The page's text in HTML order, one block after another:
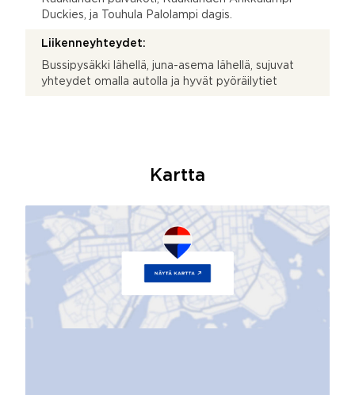
Duckies, ja Touhula Palolampi dagis.
Liikenneyhteydet:
Bussipysäkki lähellä, juna-asema lähellä, sujuvat
yhteydet omalla autolla ja hyvät pyöräilytiet
Kartta